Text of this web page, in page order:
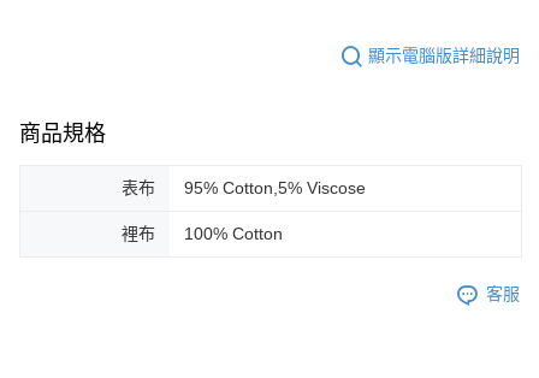
顯示電腦版詳細說明
商品規格
表布 95% Cotton,5% Viscose
裡布 100% Cotton
客服